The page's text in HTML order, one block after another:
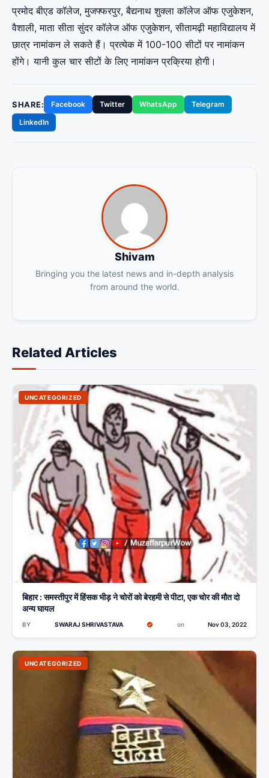
प्रमोद बीएड कॉलेज, मुजफ्फरपुर, बैद्यनाथ शुक्ला कॉलेज ऑफ एजुकेशन,
वैशाली, माता सीता सुंदर कॉलेज ऑफ एजुकेशन, सीतामढ़ी महाविद्यालय में
छात्र नामांकन ले सकते हैं। प्रत्येक में 100-100 सीटों पर नामांकन
होंगे। यानी कुल चार सीटों के लिए नामांकन प्रक्रिया होगी।
SHARE: Facebook Twitter WhatsApp
Telegram
LinkedIn
Shivam
Bringing you the latest news and in-depth analysis
from around the world.
Related Articles
UNCATEGORIZED
बिहार : समस्तीपुर में हिंसक भीड़ ने चोरों को बेरहमी से पीटा, एक चोर की मौत दो
अन्य घायल
BY SWARAJ SHRIVASTAVA on Nov 03, 2022
UNCATEGORIZED